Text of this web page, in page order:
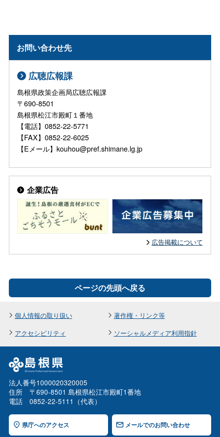
お問い合わせ先
広聴広報課
島根県政策企画局広聴広報課
〒690-8501
島根県松江市殿町１番地
【電話】0852-22-5771
【FAX】0852-22-6025
【Eメール】kouhou@pref.shimane.lg.jp
企業広告
広告掲載について
ページの先頭へ戻る
個人情報の取り扱い
著作権・リンク等
アクセシビリティ
ソーシャルメディア利用指針
法人番号1000020320005
住所 〒690-8501 島根県松江市殿町1番地
電話 0852-22-5111（代表）
県庁へのアクセス メールでのお問い合わせ